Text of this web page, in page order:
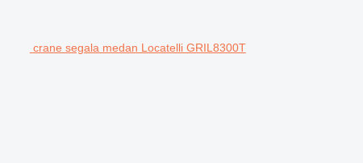
crane segala medan Locatelli GRIL8300T